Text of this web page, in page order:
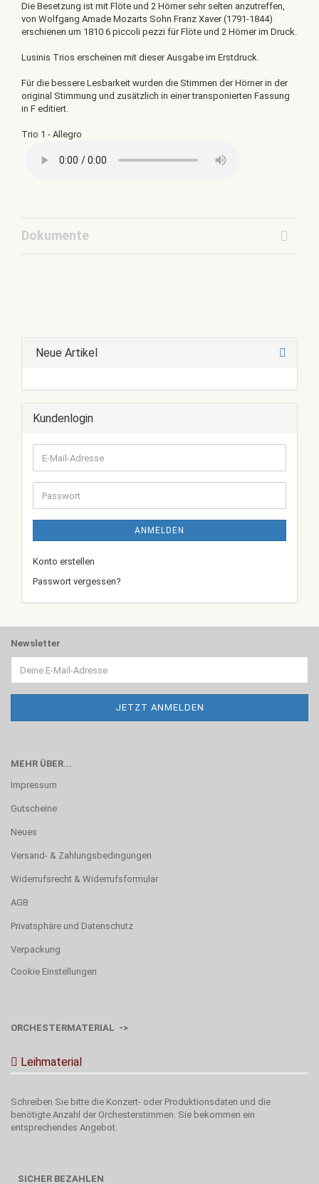
Die Besetzung ist mit Flöte und 2 Hörner sehr selten anzutreffen,
von Wolfgang Amade Mozarts Sohn Franz Xaver (1791-1844)
erschienen um 1810 6 piccoli pezzi für Flöte und 2 Hörner im Druck.
Lusinis Trios erscheinen mit dieser Ausgabe im Erstdruck.
Für die bessere Lesbarkeit wurden die Stimmen der Hörner in der
original Stimmung und zusätzlich in einer transponierten Fassung
in F editiert.
Trio 1 - Allegro
Dokumente
Neue Artikel
Kundenlogin
E-
Mail-
Adresse
Passwort
ANMELDEN
Konto erstellen
Passwort vergessen?
Newsletter
MEHR ÜBER...
Impressum
Gutscheine
Neues
Versand- & Zahlungsbedingungen
Widerrufsrecht & Widerrufsformular
AGB
Privatsphäre und Datenschutz
Verpackung
Cookie Einstellungen
ORCHESTERMATERIAL ->
Leihmaterial
Schreiben Sie bitte die Konzert- oder Produktionsdaten und die
benötigte Anzahl der Orchesterstimmen. Sie bekommen ein
entsprechendes Angebot.
SICHER BEZAHLEN